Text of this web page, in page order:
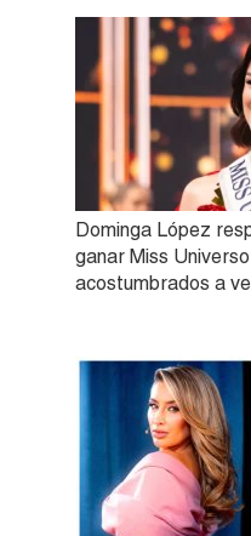
Dominga López
ganar Miss
acostumbrados a